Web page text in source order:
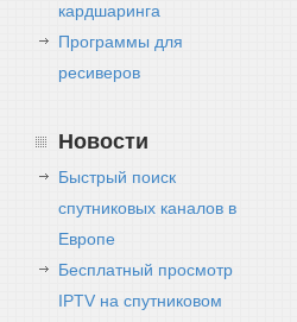
кардшаринга
Программы для
ресиверов
Новости
Быстрый поиск
спутниковых каналов в
Европе
Бесплатный просмотр
IPTV на спутниковом